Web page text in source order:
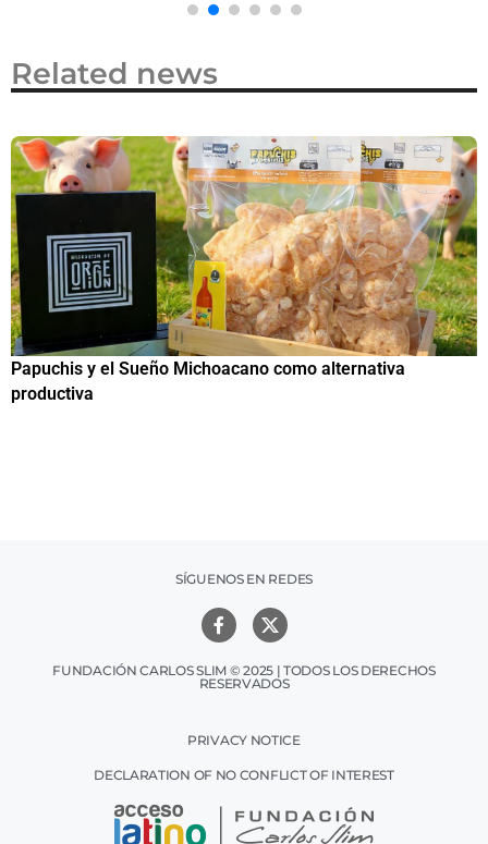
Related news
Papuchis y el Sueño Michoacano como alternativa
productiva
SÍGUENOS EN REDES
FUNDACIÓN CARLOS SLIM © 2025 | TODOS LOS DERECHOS
RESERVADOS
PRIVACY NOTICE
DECLARATION OF NO CONFLICT OF INTEREST